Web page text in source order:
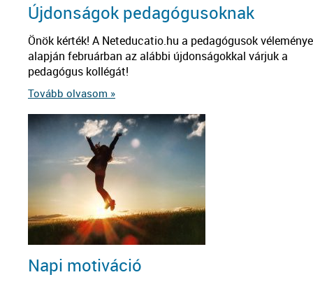
Újdonságok pedagógusoknak
Önök kérték! A Neteducatio.hu a pedagógusok véleménye
alapján februárban az alábbi újdonságokkal várjuk a
pedagógus kollégát!
Tovább olvasom »
Napi motiváció